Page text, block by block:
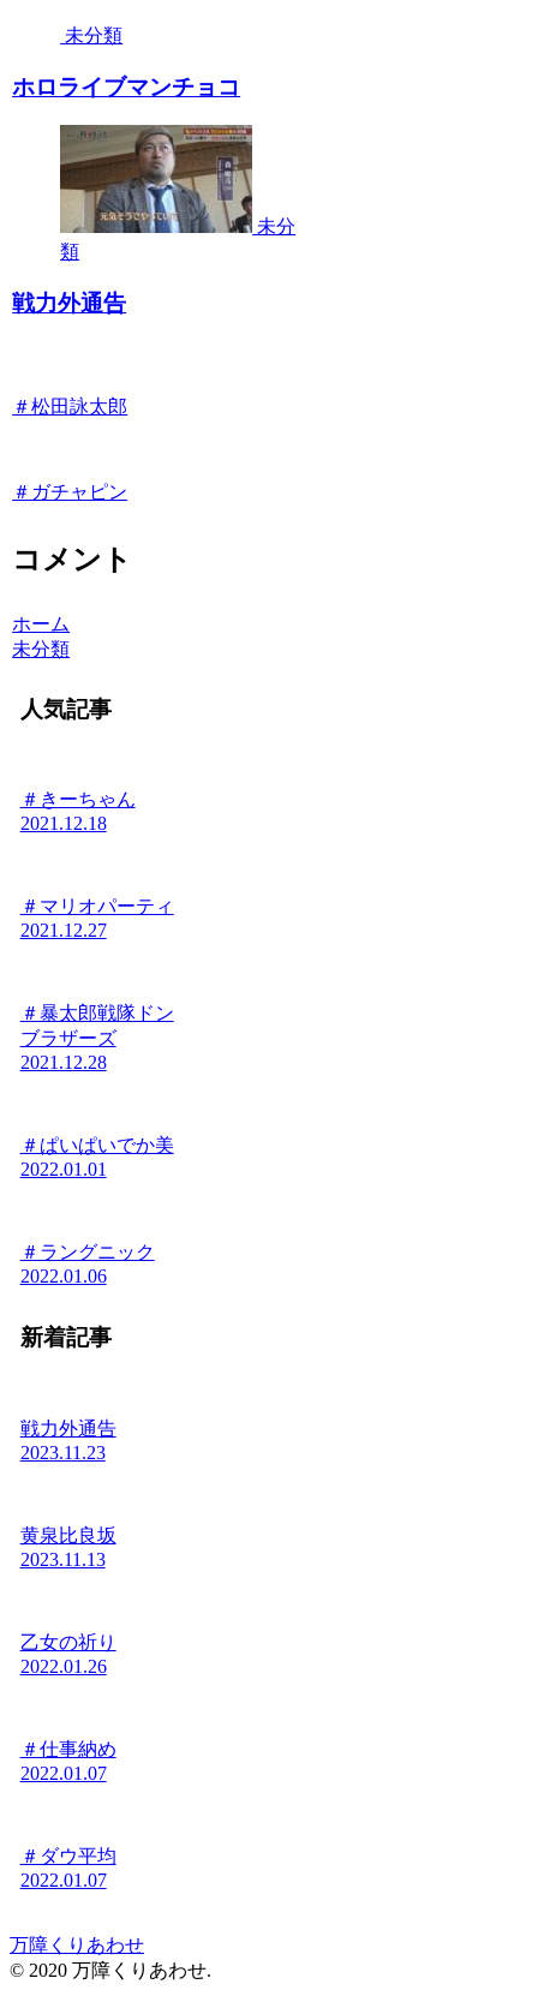
未分類
ホロライブマンチョコ
未分
類
戦力外通告
＃松田詠太郎
＃ガチャピン
コメント
ホーム
未分類
人気記事
＃きーちゃん
2021.12.18
＃マリオパーティ
2021.12.27
＃暴太郎戦隊ドン
ブラザーズ
2021.12.28
＃ぱいぱいでか美
2022.01.01
＃ラングニック
2022.01.06
新着記事
戦力外通告
2023.11.23
黄泉比良坂
2023.11.13
乙女の祈り
2022.01.26
＃仕事納め
2022.01.07
＃ダウ平均
2022.01.07
万障くりあわせ
© 2020 万障くりあわせ.